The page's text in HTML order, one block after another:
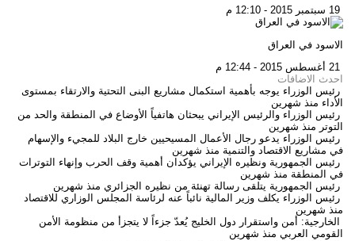
الاسود في العراق
احدث الاضافات
رئيس الوزراء يوجه بأهمية استكمال مشاريع البنى التحتية والارتقاء بمستوى
الأداء منذ شهرين
رئيس الوزراء والرئيس الإيراني يبحثان هاتفياً الأوضاع في المنطقة والحد من
التوتر منذ شهرين
رئيس الوزراء يدعو رجال الأعمال المسيحيين خارج البلاد للمجيء والإسهام
في مشاريع الاقتصاد والتنمية منذ شهرين
رئيس الجمهورية ونظيره الإيراني يؤكدان أهمية وقف الحرب وإنهاء التوترات
في المنطقة منذ شهرين
رئيس الجمهورية يتلقى رسالة تهنئة من نظيره الجزائري منذ شهرين
رئيس الوزراء يكلف وزير المالية نائباً عنه لرئاسة المجلس الوزاري للاقتصاد
منذ شهرين
الخارجية: أمن واستقرار دول الخليج يُعدّ جزءاً لا يتجزأ من منظومة الأمن
القومي العربي منذ شهرين